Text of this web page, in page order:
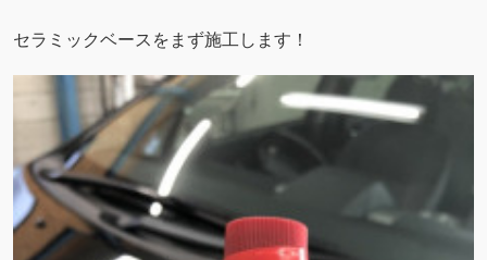
セラミックベースをまず施工します！